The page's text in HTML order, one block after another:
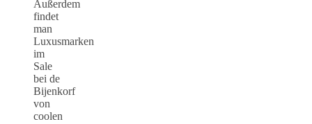
Außerdem
findet
man
Luxusmarken
im
Sale
bei de
Bijenkorf
von
coolen